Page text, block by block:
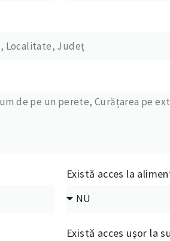
Există acces la
Există acces ușor la